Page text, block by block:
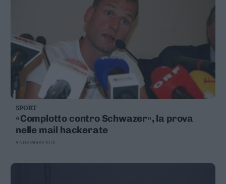
SPORT
«Complotto contro Schwazer», la prova
nelle mail hackerate
9 NOVEMBRE 2018